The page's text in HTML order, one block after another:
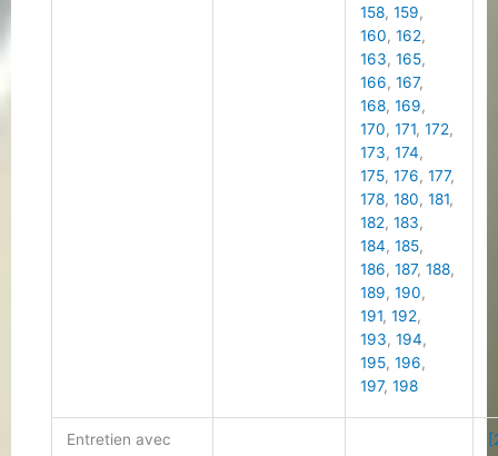
158,159,
160,162,
163,165,
166,167,
168,169,
170,171,172,
173,174,
175,176,177,
178,180,181,
182,183,
184,185,
186,187,188,
189,190,
191,192,
193,194,
195,196,
197,198
Entretien avec